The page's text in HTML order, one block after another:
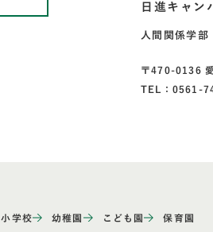
日進キャン
人間関係学部
〒470-0136
TEL：0561-
小学校 幼稚園 こども園 保育園